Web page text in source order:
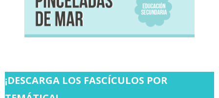
¡DESCARGA LOS FASCÍCULOS POR